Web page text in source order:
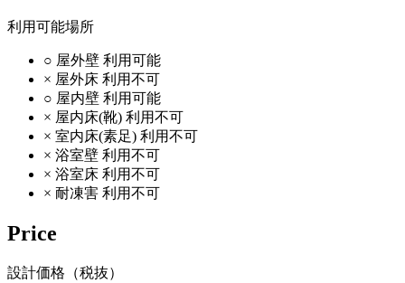
利用可能場所
○ 屋外壁 利用可能
× 屋外床 利用不可
○ 屋内壁 利用可能
× 屋内床(靴) 利用不可
× 室内床(素足) 利用不可
× 浴室壁 利用不可
× 浴室床 利用不可
× 耐凍害 利用不可
Price
設計価格（税抜）